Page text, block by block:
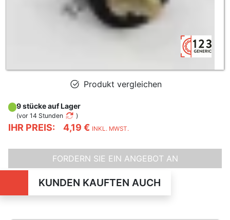
Produkt vergleichen
IHR PREIS: 4,19 € INKL. MWST.
9 stücke auf Lager
(vor 14 Stunden )
FORDERN SIE EIN ANGEBOT AN
KUNDEN KAUFTEN AUCH